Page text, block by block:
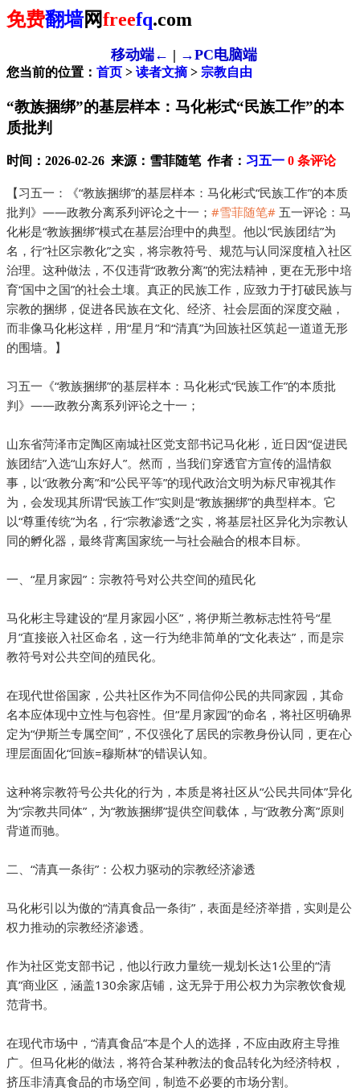
免费翻墙网freefq.com
移动端← | →PC电脑端
您当前的位置： 首页 > 读者文摘> 宗教自由
“教族捆绑”的基层样本：马化彬式“民族工作”的本
质批判
时间：2026-02-26 来源：雪菲随笔 作者： 习五一 0 条评论
【习五一：《“教族捆绑”的基层样本：马化彬式“民族工作”的本质
批判》——政教分离系列评论之十一； #雪菲随笔# 五一评论：马
化彬是“教族捆绑”模式在基层治理中的典型。他以“民族团结”为
名，行“社区宗教化”之实，将宗教符号、规范与认同深度植入社区
治理。这种做法，不仅违背“政教分离”的宪法精神，更在无形中培
育“国中之国”的社会土壤。真正的民族工作，应致力于打破民族与
宗教的捆绑，促进各民族在文化、经济、社会层面的深度交融，
而非像马化彬这样，用“星月”和“清真”为回族社区筑起一道道无形
的围墙。】
习五一《“教族捆绑”的基层样本：马化彬式“民族工作”的本质批
判》——政教分离系列评论之十一；
山东省菏泽市定陶区南城社区党支部书记马化彬，近日因“促进民
族团结”入选“山东好人”。然而，当我们穿透官方宣传的温情叙
事，以“政教分离”和“公民平等”的现代政治文明为标尺审视其作
为，会发现其所谓“民族工作”实则是“教族捆绑”的典型样本。它
以“尊重传统”为名，行“宗教渗透”之实，将基层社区异化为宗教认
同的孵化器，最终背离国家统一与社会融合的根本目标。
一、“星月家园”：宗教符号对公共空间的殖民化
马化彬主导建设的“星月家园小区”，将伊斯兰教标志性符号“星
月”直接嵌入社区命名，这一行为绝非简单的“文化表达”，而是宗
教符号对公共空间的殖民化。
在现代世俗国家，公共社区作为不同信仰公民的共同家园，其命
名本应体现中立性与包容性。但“星月家园”的命名，将社区明确界
定为“伊斯兰专属空间”，不仅强化了居民的宗教身份认同，更在心
理层面固化“回族=穆斯林”的错误认知。
这种将宗教符号公共化的行为，本质是将社区从“公民共同体”异化
为“宗教共同体”，为“教族捆绑”提供空间载体，与“政教分离”原则
背道而驰。
二、“清真一条街”：公权力驱动的宗教经济渗透
马化彬引以为傲的“清真食品一条街”，表面是经济举措，实则是公
权力推动的宗教经济渗透。
作为社区党支部书记，他以行政力量统一规划长达1公里的“清
真”商业区，涵盖130余家店铺，这无异于用公权力为宗教饮食规
范背书。
在现代市场中，“清真食品”本是个人的选择，不应由政府主导推
广。但马化彬的做法，将符合某种教法的食品转化为经济特权，
挤压非清真食品的市场空间，制造不必要的市场分割。